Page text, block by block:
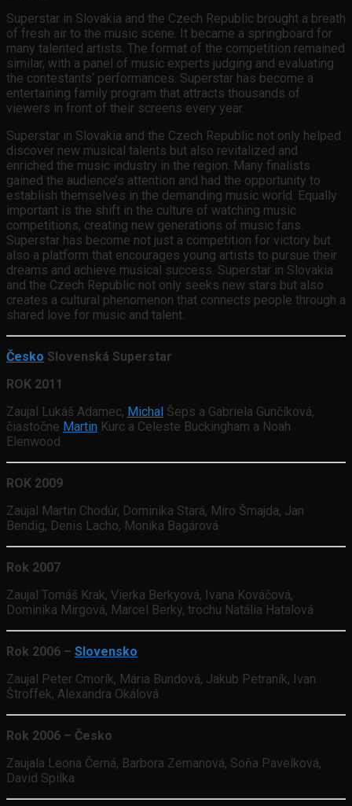
Superstar in Slovakia and the Czech Republic brought a breath
of fresh air to the music scene. It became a springboard for
many talented artists. The format of the competition remained
similar, with a panel of music experts judging and evaluating
the contestants‘ performances. Superstar has become a
entertaining family program that attracts thousands of
viewers in front of their screens every year.
Superstar in Slovakia and the Czech Republic not only helped
discover new musical talents but also revitalized and
enriched the music industry in the region. Many finalists
gained the audience’s attention and had the opportunity to
establish themselves in the demanding music world. Equally
important is the shift in the culture of watching music
competitions, creating new generations of music fans.
Superstar has become not just a competition for victory but
also a platform that encourages young artists to pursue their
dreams and achieve musical success. Superstar in Slovakia
and the Czech Republic not only seeks new stars but also
creates a cultural phenomenon that connects people through a
shared love for music and talent.
Česko Slovenská Superstar
ROK 2011
Zaujal Lukáš Adamec, Michal Šeps a Gabriela Gunčíková,
čiastočne Martin Kurc a Celeste Buckingham a Noah
Elenwood
ROK 2009
Zaujal Martin Chodúr, Dominika Stará, Miro Šmajda, Jan
Bendig, Denis Lacho, Monika Bagárová
Rok 2007
Zaujal Tomáš Krak, Vierka Berkyová, Ivana Kováčová,
Dominika Mirgová, Marcel Berky, trochu Natália Hatalová
Rok 2006 – Slovensko
Zaujal Peter Cmorík, Mária Bundová, Jakub Petraník, Ivan
Štroffek, Alexandra Okálová
Rok 2006 – Česko
Zaujala Leona Černá, Barbora Zemanová, Soňa Pavelková,
David Spilka